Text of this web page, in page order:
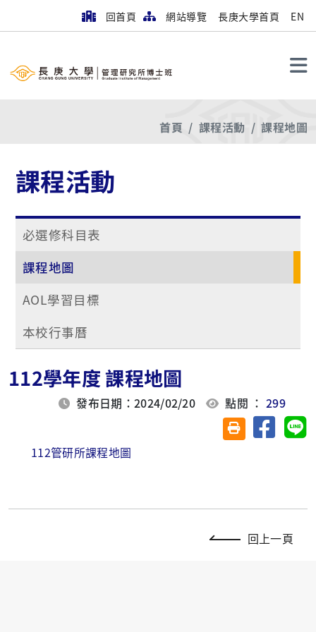
回首頁 網站導覽 長庚大學首頁 EN
首頁 課程活動 課程地圖
課程活動
必選修科目表
課程地圖
AOL學習目標
本校行事曆
112學年度 課程地圖
發布日期：2024/02/20 點閱 ：299
友善列印(另開視
分享至
112管研所課程地圖
回上一頁